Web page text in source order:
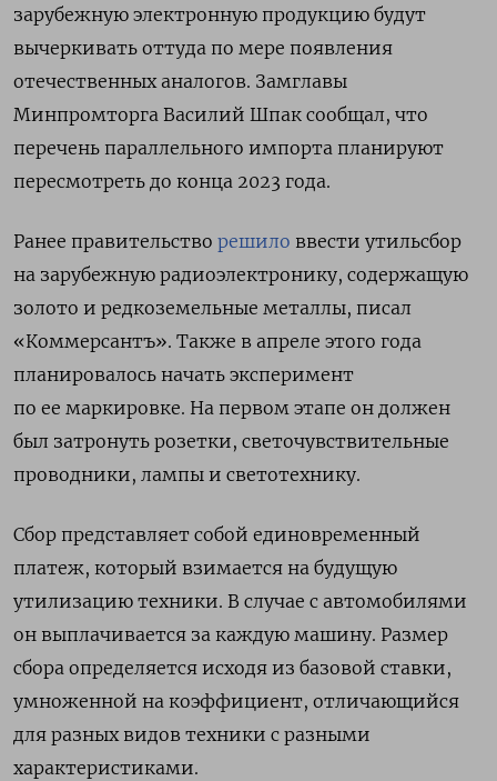
зарубежную электронную продукцию будут
вычеркивать оттуда по мере появления
отечественных аналогов. Замглавы
Минпромторга Василий Шпак сообщал, что
перечень параллельного импорта планируют
пересмотреть до конца 2023 года.
Ранее правительство решило ввести утильсбор
на зарубежную радиоэлектронику, содержащую
золото и редкоземельные металлы, писал
«Коммерсантъ». Также в апреле этого года
планировалось начать эксперимент
по ее маркировке. На первом этапе он должен
был затронуть розетки, светочувствительные
проводники, лампы и светотехнику.
Сбор представляет собой единовременный
платеж, который взимается на будущую
утилизацию техники. В случае с автомобилями
он выплачивается за каждую машину. Размер
сбора определяется исходя из базовой ставки,
умноженной на коэффициент, отличающийся
для разных видов техники с разными
характеристиками.